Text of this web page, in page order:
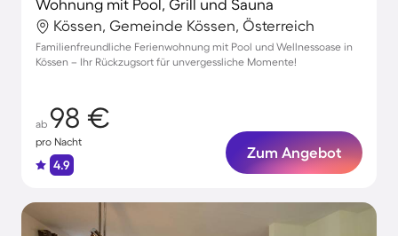
Wohnung mit Pool, Grill und Sauna
Kössen, Gemeinde Kössen, Österreich
Familienfreundliche Ferienwohnung mit Pool und Wellnessoase in
Kössen – Ihr Rückzugsort für unvergessliche Momente!
ab 98 €
pro Nacht
4.9
Zum Angebot